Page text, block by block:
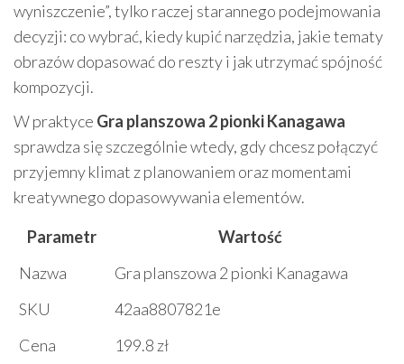
wyniszczenie”, tylko raczej starannego podejmowania
decyzji: co wybrać, kiedy kupić narzędzia, jakie tematy
obrazów dopasować do reszty i jak utrzymać spójność
kompozycji.
W praktyce Gra planszowa 2 pionki Kanagawa
sprawdza się szczególnie wtedy, gdy chcesz połączyć
przyjemny klimat z planowaniem oraz momentami
kreatywnego dopasowywania elementów.
Parametr
Wartość
Nazwa
Gra planszowa 2 pionki Kanagawa
SKU
42aa8807821e
Cena
199.8 zł